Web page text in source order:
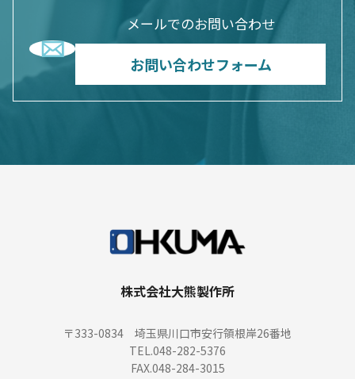
問、本プライバシーポリシーに関するご質問等がご
ざいましたら、以下に定める問い合わせ先に、問い
合わせる方の氏名、住所、返信用メールアドレス及
び問い合わせの内容を記載したメールをお送り下さ
い。当社は、問い合わせをされる方の個人情報は、
容によっては、問い合わせをされた方が、当社にお
定の質問をさせて頂くことがあります。
株式会社大熊製作所
TEL.048-282-5376
FAX.048-284-3015
メールでのお問い合わせ
お問い合わせフォーム
株式会社大熊製作所
〒333-0834 埼玉県川口市安行領根岸26番地
TEL.048-282-5376
FAX.048-284-3015